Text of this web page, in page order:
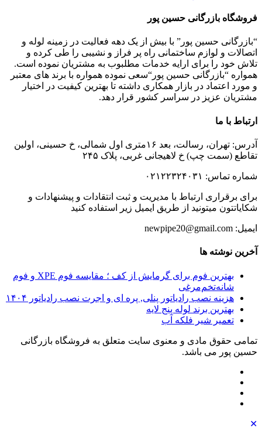
فروشگاه بازرگانی حسین پور
“بازرگانی حسین پور” با بیش از یک دهه فعالیت در زمینه لوله و
اتصالات و لوازم ساختمانی راه پر فراز و نشیبی را طی کرده و
تلاش خود را برای ارایه خدمات مطلبوب به مشتریان نموده است.
همواره “بازرگانی حسین پور“سعی نموده همواره با برند های معتبر
و مورد اعتماد در بازار همکاری داشته تا بهترین کیفیت در اختیار
مشتریان عزیز در سراسر کشور قرار دهد.
ارتباط با ما
آدرس: تهران، رسالت، بعد ۱۶متری اول شمالی، خ حسینی، اولین
تقاطع (سمت چپ) خ لاهیجانی غربی، پلاک ۲۴۵
شماره تماس: ۰۲۱۲۲۳۲۴۰۳۱
برای برقراری ارتباط با مدیریت و ثبت انتقادات و پیشنهادات و
شکایاتتون میتونید از طریق ایمیل زیر استفاده کنید
ایمیل: newpipe20@gmail.com
آخرین نوشته ها
بهترین فوم برای گرمایش از کف ؛ مقایسه فوم XPE و فوم
شانه‌تخم‌مرغی
هزینه نصب رادیاتور پنلی, پره ای و اجرت نصب رادیاتور ۱۴۰۴
بهترین برند لوله پنج لایه
تعمیر شیر فلکه آب
تمامی حقوق مادی و معنوی سایت متعلق به فروشگاه بازرگانی
حسین پور می باشد.
✕